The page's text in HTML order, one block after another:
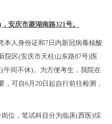
庆市菱湖南路321号。
人身份证和7日内新冠病毒核酸
院区(安庆市天柱山东路87号)医
午间不休)。为方便考生，我院在
可自6月20日起自行前往检测，
位，笔试科目分为临床(西医)综